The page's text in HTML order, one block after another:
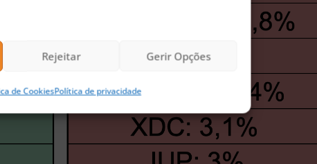
Rejeitar Gerir Opções
de CookiesPolítica de privacidade